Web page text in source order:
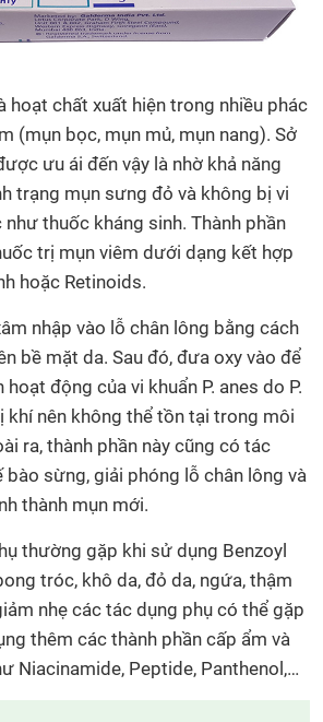
hoạt chất xuất hiện trong nhiều phác
(mụn bọc, mụn mủ, mụn nang). Sở
ưu ái đến vậy là nhờ khả năng
trạng mụn sưng đỏ và không bị vi
như thuốc kháng sinh. Thành phần
trị mụn viêm dưới dạng kết hợp
hoặc Retinoids.
nhập vào lỗ chân lông bằng cách
bề mặt da. Sau đó, đưa oxy vào để
động của vi khuẩn P. anes do P.
khí nên không thể tồn tại trong môi
ra, thành phần này cũng có tác
sừng, giải phóng lỗ chân lông và
thành mụn mới.
thường gặp khi sử dụng Benzoyl
tróc, khô da, đỏ da, ngứa, thậm
nhẹ các tác dụng phụ có thể gặp
thêm các thành phần cấp ẩm và
Niacinamide, Peptide, Panthenol,…